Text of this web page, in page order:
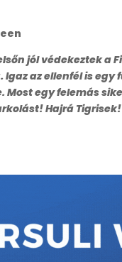
jól védekeztek a
az ellenfél is
egy felemás
Hajrá